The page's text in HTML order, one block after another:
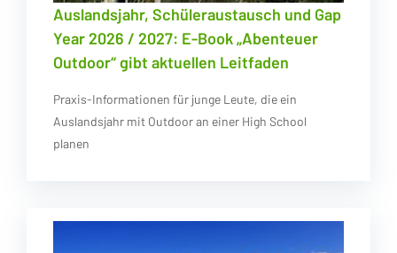
Auslandsjahr, Schüleraustausch und Gap
Year 2026 / 2027: E-Book „Abenteuer
Outdoor“ gibt aktuellen Leitfaden
Praxis-Informationen für junge Leute, die ein
Auslandsjahr mit Outdoor an einer High School
planen